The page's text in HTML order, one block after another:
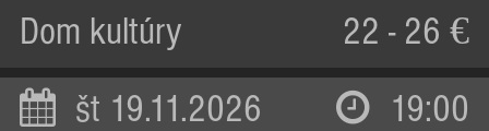
Dom kultúry 22 - 26 €
št 19.11.2026 19:00